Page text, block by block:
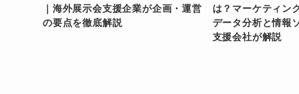
｜海外展示会支援企業が企画・運営
の要点を徹底解説
は？マーケティン
データ分析と情報
支援会社が解説